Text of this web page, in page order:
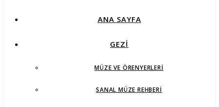
ANA SAYFA
GEZİ
MÜZE VE ÖRENYERLERI
SANAL MÜZE REHBERI